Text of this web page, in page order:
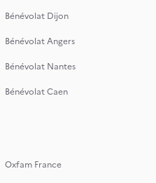
Bénévolat Dijon
Bénévolat Angers
Bénévolat Nantes
Bénévolat Caen
Oxfam France